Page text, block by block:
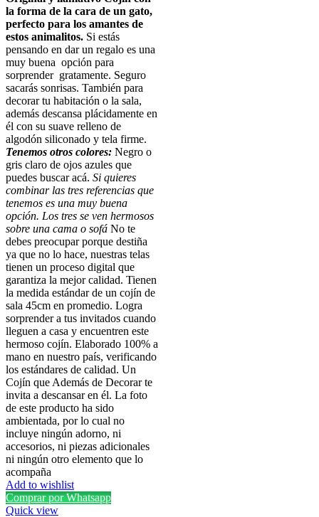
conocer
las
últimas
tendencias
y
estilos
en
accesorios
para
relojes
inteligentes!
la forma de la cara de un gato,
perfecto para los amantes de
estos animalitos. Si estás
pensando en dar un regalo es una
muy buena opción para
sorprender gratamente. Seguro
sacarás sonrisas. También para
decorar tu habitación o la sala,
además descansa plácidamente en
él con su suave relleno de
algodón siliconado y tela firme.
Tenemos otros colores: Negro o
gris claro de ojos azules que
puedes buscar acá. Si quieres
combinar las tres referencias que
tenemos es una muy buena
opción. Los tres se ven hermosos
sobre una cama o sofá No te
debes preocupar porque destiña
ya que no lo hace, nuestras telas
tienen un proceso digital que
garantiza la mejor calidad. Tienen
la medida estándar de un cojín de
sala 45cm en promedio. Logra
sorprender a tus invitados cuando
lleguen a casa y encuentren este
hermoso cojín. Elaborado 100% a
mano en nuestro país, verificando
los estándares de calidad. Un
Cojín que Además de Decorar te
invita a descansar en él. La foto
de este producto ha sido
ambientada, por lo cual no
incluye ningún adorno, ni
accesorios, ni piezas adicionales
ni ningún otro elemento que lo
acompaña
Add to wishlist
Comprar por Whatsapp
Quick view